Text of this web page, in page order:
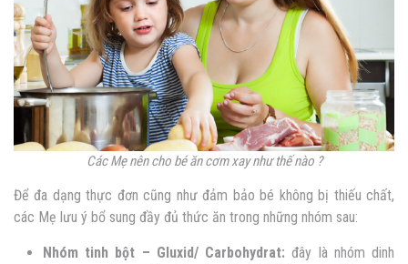
Các Mẹ nên cho bé ăn cơm xay như thế nào ?
Để đa dạng thực đơn cũng như đảm bảo bé không bị thiếu chất,
các Mẹ lưu ý bổ sung đầy đủ thức ăn trong những nhóm sau:
Nhóm tinh bột – Gluxid/ Carbohydrat: đây là nhóm dinh